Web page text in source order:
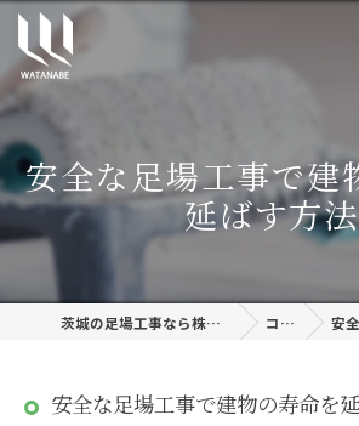
安全な足場工事で建
延ばす方法
茨城の足場工事なら株式会社渡邊建設 コラム 安全
安全な足場工事で建物の寿命を